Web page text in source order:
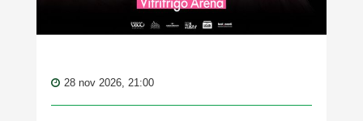
28 nov 2026, 21:00